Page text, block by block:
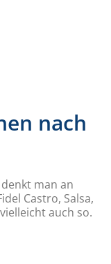
nach
man an
Castro, Salsa,
auch so.